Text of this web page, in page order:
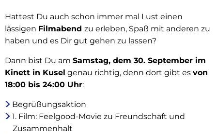
Hattest Du auch schon immer mal Lust einen
lässigen Filmabend zu erleben, Spaß mit anderen zu
haben und es Dir gut gehen zu lassen?
Dann bist Du am Samstag, dem 30. September im
Kinett in Kusel genau richtig, denn dort gibt es von
18:00 bis 24:00 Uhr:
Begrüßungsaktion
1. Film: Feelgood-Movie zu Freundschaft und
Zusammenhalt